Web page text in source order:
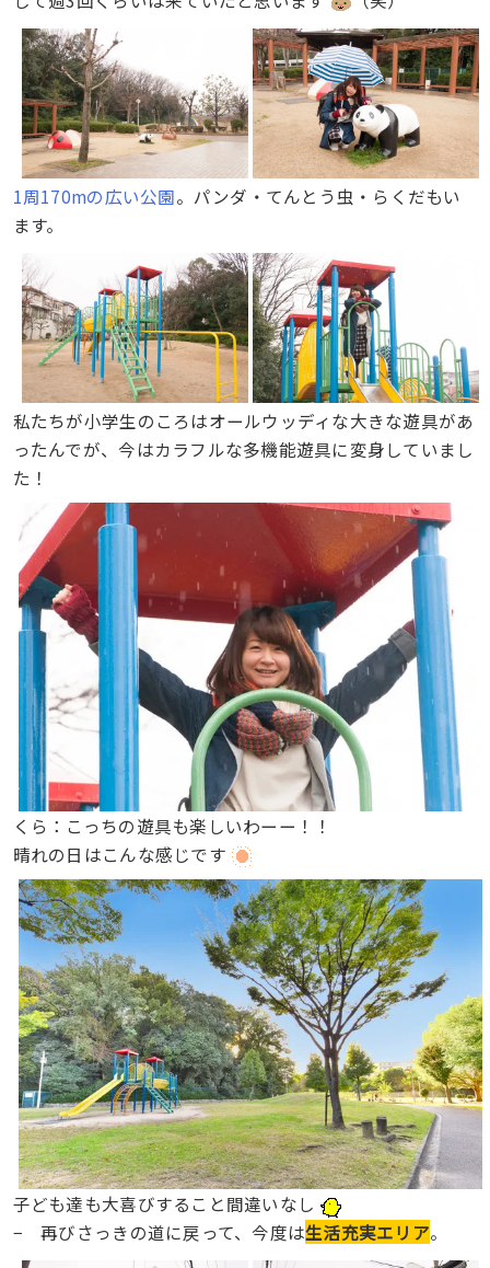
1周170mの広い公園。パンダ・てんとう虫・らくだもい
ます。
私たちが小学生のころはオールウッディな大きな遊具があ
ったんでが、今はカラフルな多機能遊具に変身していまし
た！
くら：こっちの遊具も楽しいわーー！！
晴れの日はこんな感じです
子ども達も大喜びすること間違いなし
− 再びさっきの道に戻って、今度は生活充実エリア。